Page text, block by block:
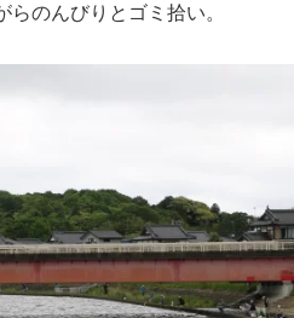
のんびりとゴミ拾い。